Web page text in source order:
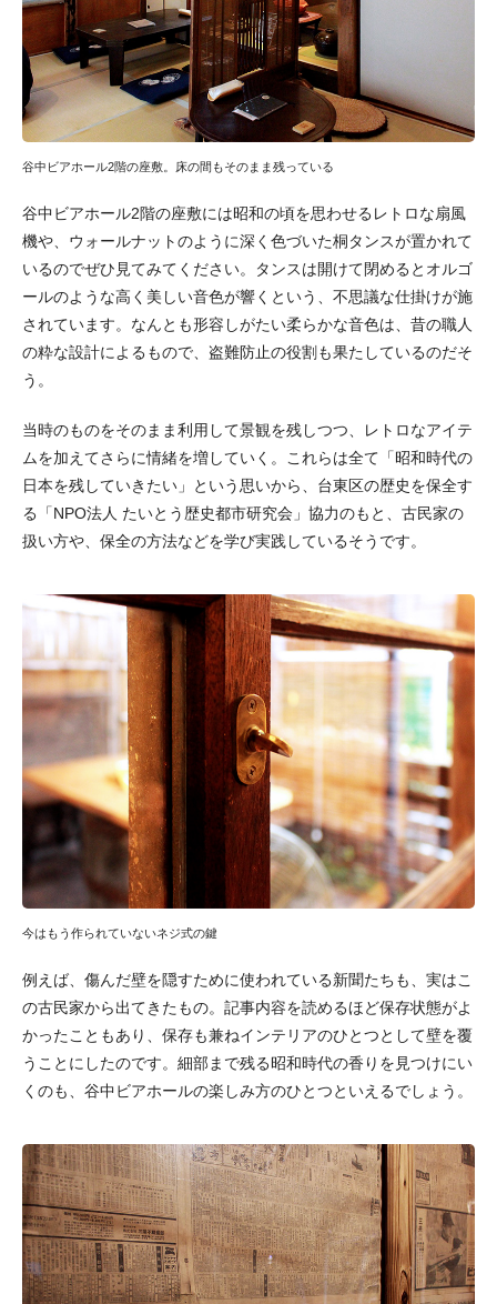
谷中ビアホール2階の座敷。床の間もそのまま残っている
谷中ビアホール2階の座敷には昭和の頃を思わせるレトロな扇風
機や、ウォールナットのように深く色づいた桐タンスが置かれて
いるのでぜひ見てみてください。タンスは開けて閉めるとオルゴ
ールのような高く美しい音色が響くという、不思議な仕掛けが施
されています。なんとも形容しがたい柔らかな音色は、昔の職人
の粋な設計によるもので、盗難防止の役割も果たしているのだそ
う。
当時のものをそのまま利用して景観を残しつつ、レトロなアイテ
ムを加えてさらに情緒を増していく。これらは全て「昭和時代の
日本を残していきたい」という思いから、台東区の歴史を保全す
る「NPO法人 たいとう歴史都市研究会」協力のもと、古民家の
扱い方や、保全の方法などを学び実践しているそうです。
今はもう作られていないネジ式の鍵
例えば、傷んだ壁を隠すために使われている新聞たちも、実はこ
の古民家から出てきたもの。記事内容を読めるほど保存状態がよ
かったこともあり、保存も兼ねインテリアのひとつとして壁を覆
うことにしたのです。細部まで残る昭和時代の香りを見つけにい
くのも、谷中ビアホールの楽しみ方のひとつといえるでしょう。